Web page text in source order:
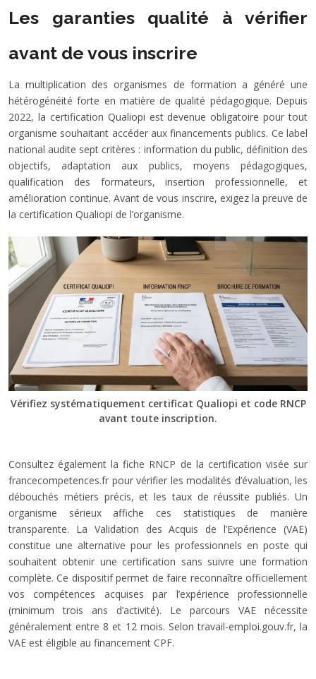
Les garanties qualité à vérifier
avant de vous inscrire
La multiplication des organismes de formation a généré une
hétérogénéité forte en matière de qualité pédagogique. Depuis
2022, la certification Qualiopi est devenue obligatoire pour tout
organisme souhaitant accéder aux financements publics. Ce label
national audite sept critères : information du public, définition des
objectifs, adaptation aux publics, moyens pédagogiques,
qualification des formateurs, insertion professionnelle, et
amélioration continue. Avant de vous inscrire, exigez la preuve de
la certification Qualiopi de l’organisme.
Vérifiez systématiquement certificat Qualiopi et code RNCP
avant toute inscription.
Consultez également la fiche RNCP de la certification visée sur
francecompetences.fr pour vérifier les modalités d’évaluation, les
débouchés métiers précis, et les taux de réussite publiés. Un
organisme sérieux affiche ces statistiques de manière
transparente. La Validation des Acquis de l’Expérience (VAE)
constitue une alternative pour les professionnels en poste qui
souhaitent obtenir une certification sans suivre une formation
complète. Ce dispositif permet de faire reconnaître officiellement
vos compétences acquises par l’expérience professionnelle
(minimum trois ans d’activité). Le parcours VAE nécessite
généralement entre 8 et 12 mois. Selon travail-emploi.gouv.fr, la
VAE est éligible au financement CPF.